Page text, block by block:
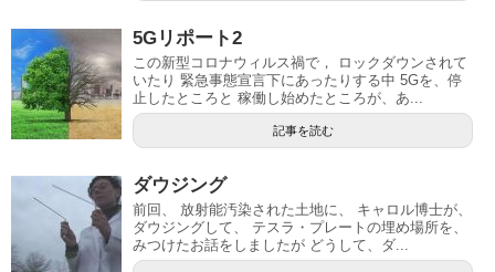
5Gリポート2
この新型コロナウィルス禍で， ロックダウンされて
いたり 緊急事態宣言下にあったりする中 5Gを、停
止したところと 稼働し始めたところが、あ...
記事を読む
ダウジング
前回、 放射能汚染された土地に、 キャロル博士が、
ダウジングして、 テスラ・プレートの埋め場所を、
みつけたお話をしましたが どうして、ダ...